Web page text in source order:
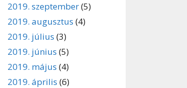
2019. szeptember(5)
2019. augusztus (4)
2019. július (3)
2019. június (5)
2019. május (4)
2019. április (6)